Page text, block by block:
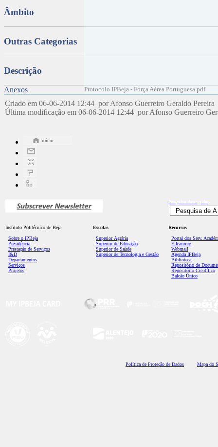
Âmbito
Outras Categorias
Descrição
Anexos Protocolo IPBeja - Força Aérea Portuguesa.pdf
Criado em 06-06-2014 12:44 por Afonso Guerreiro Geraldo Pereira
Última modificação em 06-06-2014 12:44 por Afonso Guerreiro
Instituto Politécnico de Beja
Sobre o IPBeja
Presidência
Prestação de Serviços
I&D
Departamentos
Serviços
Projetos
Escolas
Superior Agrária
Superior de Educação
Superior de Saúde
Superior de Tecnologia e Gestão
Recursos
Portal dos Serv.
E-learning
Webmail
Agenda IPBeja
Biblioteca
Repositório de
Repositório Científico
Balcão Único
Política de Proteção de Dados Mapa do